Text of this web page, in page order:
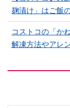
麹漬け」はご飯
コストコの「か
解凍方法やアレ